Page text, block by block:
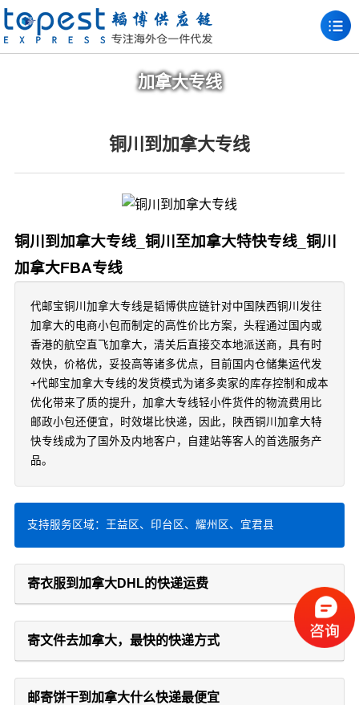
加拿大专线
铜川到加拿大专线
铜川到加拿大专线_铜川至加拿大特快专线_铜川
加拿大FBA专线
代邮宝铜川加拿大专线是韬博供应链针对中国陕西铜川发往
加拿大的电商小包而制定的高性价比方案，头程通过国内或
香港的航空直飞加拿大，清关后直接交本地派送商，具有时
效快，价格优，妥投高等诸多优点，目前国内仓储集运代发
+代邮宝加拿大专线的发货模式为诸多卖家的库存控制和成本
优化带来了质的提升，加拿大专线轻小件货件的物流费用比
邮政小包还便宜，时效堪比快递，因此，陕西铜川加拿大特
快专线成为了国外及内地客户，自建站等客人的首选服务产
品。
支持服务区域：王益区、印台区、耀州区、宜君县
寄衣服到加拿大DHL的快递运费
寄文件去加拿大，最快的快递方式
邮寄饼干到加拿大什么快递最便宜